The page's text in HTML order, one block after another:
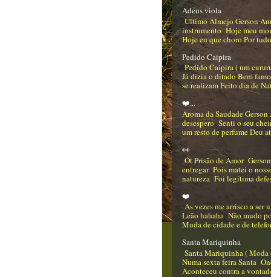
Adeus viola
Último Almejo Gerson
instrumento Hoje meu
Hoje eu que choro Por
Pedido Caipira
Pedido Caipira ( um
Já dizia o ditado Bem
se realizam Feito dia de
❤️...
Aroma da Saudade
desespero Senti o seu
um resto de perfume Deu
👀
Ót Prisão de Amor
entregar Pois matei o
natureza Foi legítima
❤️
As vezes me arrisco a ser
Leão hahaha Não mudo
Muda de cidade e de
Santa Mariquinha
Santa Mariquinha (
Numa sexta feira Santa
Aconteceu contra a